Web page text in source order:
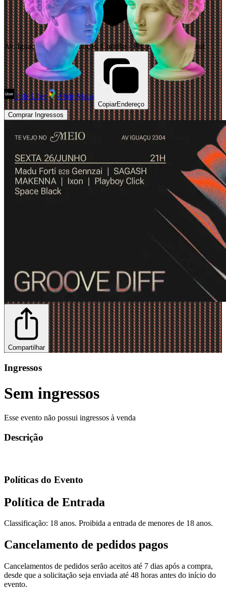
Av. Iguaçu, 2304 - Rebouças, Curitiba - PR, 80240-031, Brasil
Ir de Uber Abrir Maps
CopiarEndereço
Comprar Ingressos
Compartilhar
Ingressos
Sem ingressos
Esse evento não possui ingressos à venda
Descrição
Políticas do Evento
Política de Entrada
Classificação: 18 anos. Proibida a entrada de menores de 18 anos.
Cancelamento de pedidos pagos
Cancelamentos de pedidos serão aceitos até 7 dias após a compra,
desde que a solicitação seja enviada até 48 horas antes do início do
evento.